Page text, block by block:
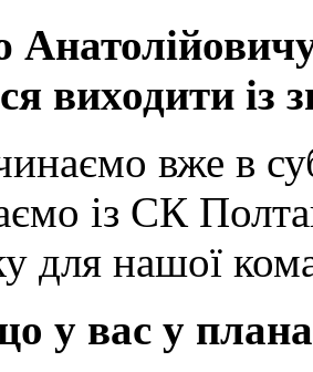
виходити із
вже в
із СК
для нашої
у вас у